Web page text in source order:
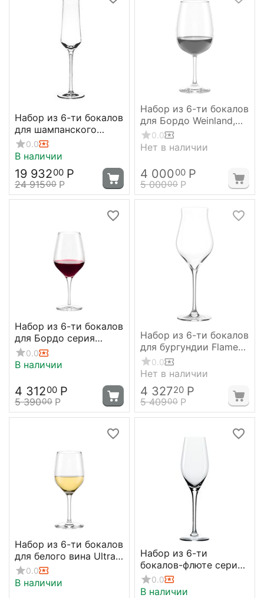
Набор из 6-ти бокалов
для шампанского
Solution, 200 мл,
Stolzle
0.0
В наличии
19 93200 Р
24 91500 Р
Набор из 6-ти бокалов
для Бордо Weinland,
660 мл, Stolzle
0.0
Нет в наличии
4 00000 Р
5 00000 Р
Набор из 6-ти бокалов
для Бордо серия
Exquisit Royal 645 мл,
D 65 мм, H 250 мм,
0.0
В наличии
4 31200 Р
5 39000 Р
Набор из 6-ти бокалов
для бургундии Flame
580мл;
D=95,H=255мм, Stolzle
0.0
Нет в наличии
4 32720 Р
5 40900 Р
Набор из 6-ти бокалов
для белого вина Ultra
306 мл; D=75, H=187
мм, Stolzle
0.0
В наличии
Набор из 6-ти
бокалов-флюте серия
Exquisit, 265 мл, D70
мм, H223 мм, Stolzle
0.0
В наличии